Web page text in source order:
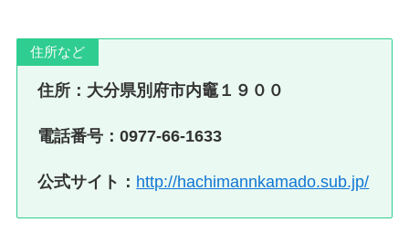
住所など
住所：大分県別府市内竈１９００
電話番号：0977-66-1633
公式サイト： http://hachimannkamado.sub.jp/